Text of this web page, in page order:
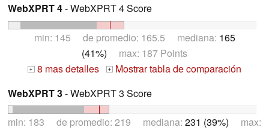
WebXPRT 4- WebXPRT 4 Score
min: 145 de promedio: 165.5 mediana: 165
(41%) max: 187 Points
+ 8 mas detalles +
Mostrar tabla de comparación
WebXPRT 3- WebXPRT 3 Score
min: 183 de promedio: 219 mediana: 231 (39%) max: